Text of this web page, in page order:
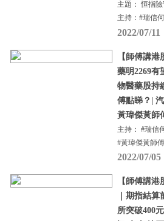
主題： 恒指
主持：#瑞信
2022/07/11
【師傅講港
藥明2269有
物醫藥股持
傅點睇？|
黃瑋傑黃師
主持： #瑞信
#黃瑋傑黃師
2022/07/05
【師傅講
｜期指結
所突破400